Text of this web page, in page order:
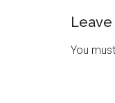
Leave
You